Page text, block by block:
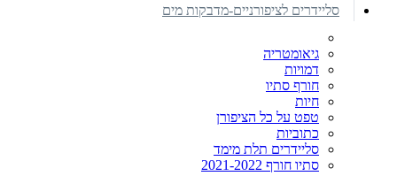
סליידרים לציפורניים-מדבקות מים
גיאומטריה
דמויות
חורף סתיו
חיות
טפט על כל הציפורן
כתוביות
סליידרים תלת מימד
סתיו חורף 2021-2022